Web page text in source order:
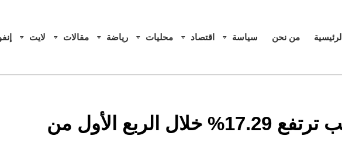
الرئيسية من نحن سياسة اقتصاد محليات رياضة مقالات لايت
إيرادات الضرائب ترتفع 17.29% خلال الربع الأول من